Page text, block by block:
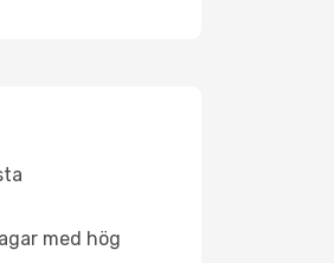
med hög